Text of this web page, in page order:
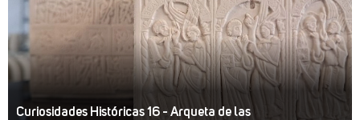
Curiosidades Históricas 16 - Arqueta de las